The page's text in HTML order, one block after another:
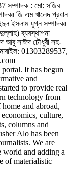
সম্পাদক : মো: সজিব
জি এম খালেদ প্রধান
ইসলাম যুগ্ন সম্পাদকঃ
ব্যবস্থাপনা
আবু সাঈদ চৌধুরী সহ-
01303289537,
It has begun
and
to provide real
technology from
and abroad,
culture,
columns and
Alo has been
We are
and adding a
of materialistic